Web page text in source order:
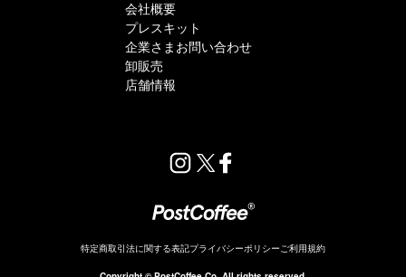
会社概要
プレスキット
企業さまお問い合わせ
卸販売
店舗情報
特定商取引法に関する表記プライバシーポリシーご利用規約